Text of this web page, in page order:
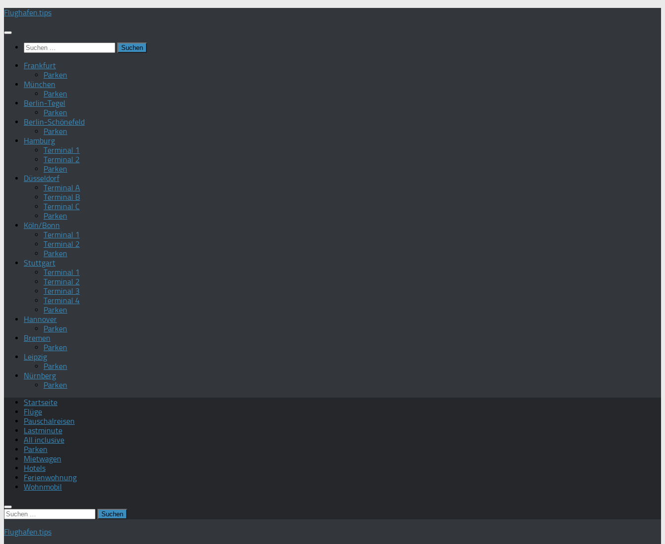
Zum
springen
Flughafen.tips
Suchen
nach:
Frankfurt
Parken
München
Parken
Berlin-Tegel
Parken
Berlin-Schönefeld
Parken
Hamburg
Terminal 1
Terminal 2
Parken
Düsseldorf
Terminal A
Terminal B
Terminal C
Parken
Köln/Bonn
Terminal 1
Terminal 2
Parken
Stuttgart
Terminal 1
Terminal 2
Terminal 3
Terminal 4
Parken
Hannover
Parken
Bremen
Parken
Leipzig
Parken
Nürnberg
Parken
Startseite
Flüge
Pauschalreisen
Lastminute
All inclusive
Parken
Mietwagen
Hotels
Ferienwohnung
Wohnmobil
Suchen
nach:
Flughafen.tips